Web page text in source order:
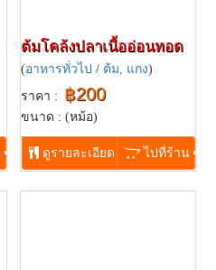
ต้มโคล้งปลาเนื้ออ่อนทอด
(อาหารทั่วไป / ต้ม, แกง)
ราคา : ฿200
ขนาด : (หม้อ)
...
ดูรายละเอียด ไปที่ร้าน